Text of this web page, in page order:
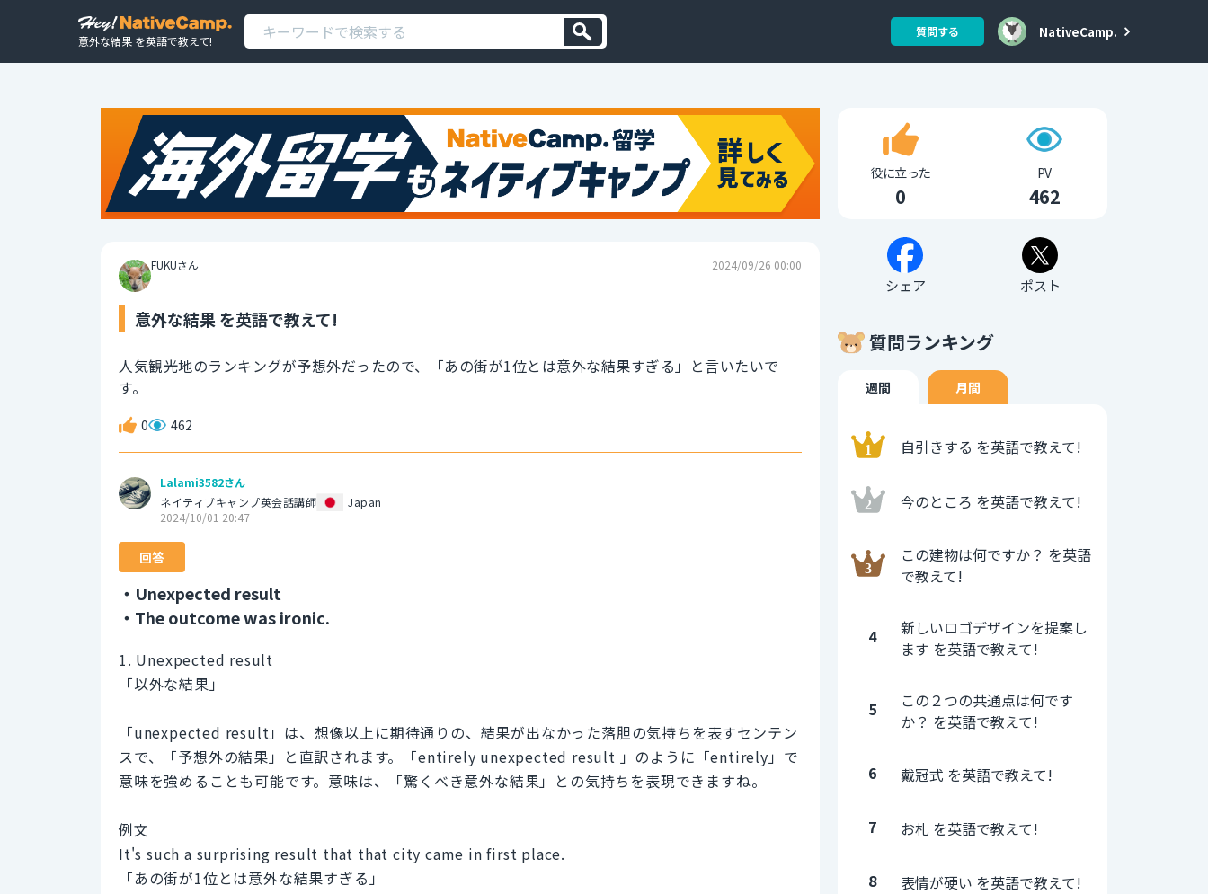
意外な結果 を英語で教えて!
質問する NativeCamp.
FUKUさん 2024/09/26 00:00
意外な結果 を英語で教えて!
人気観光地のランキングが予想外だったので、「あの街が1位とは意外な結果すぎる」と言いたいで
す。
0 462
Lalami3582さん
ネイティブキャンプ英会話講師
Japan
2024/10/01 20:47
回答
・Unexpected result
・The outcome was ironic.
1. Unexpected result
「以外な結果」
「unexpected result」は、想像以上に期待通りの、結果が出なかった落胆の気持ちを表すセンテン
スで、「予想外の結果」と直訳されます。「entirely unexpected result 」のように「entirely」で
意味を強めることも可能です。意味は、「驚くべき意外な結果」との気持ちを表現できますね。
例文
It's such a surprising result that that city came in first place.
「あの街が1位とは意外な結果すぎる」
役に立った
0
PV
462
シェア ポスト
質問ランキング
週間 月間
自引きする を英語で教えて!
今のところ を英語で教えて!
この建物は何ですか？ を英語
で教えて!
4
新しいロゴデザインを提案し
ます を英語で教えて!
5
この２つの共通点は何です
か？ を英語で教えて!
6 戴冠式 を英語で教えて!
7 お札 を英語で教えて!
8 表情が硬い を英語で教えて!